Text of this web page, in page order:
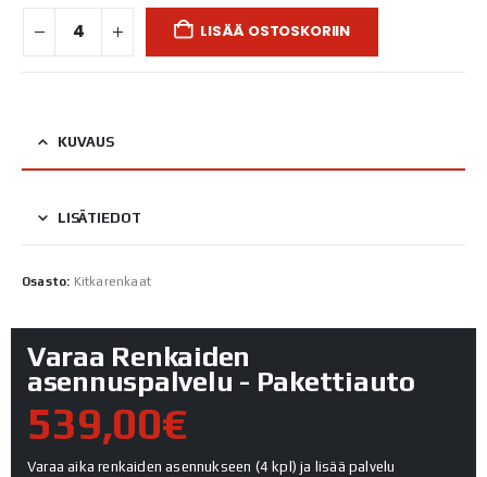
LISÄÄ OSTOSKORIIN
KUVAUS
LISÄTIEDOT
Osasto: Kitkarenkaat
Varaa Renkaiden
asennuspalvelu - Pakettiauto
539,00€
Varaa aika renkaiden asennukseen (4 kpl) ja lisää palvelu